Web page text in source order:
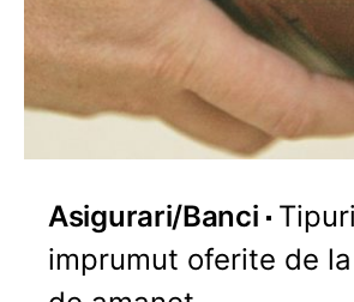
Asigurari/Banci
imprumut oferite de